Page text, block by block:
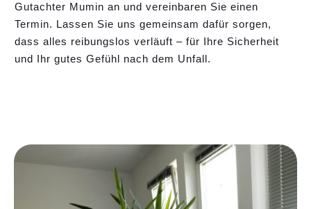
Gutachter Mumin an und vereinbaren Sie einen
Termin. Lassen Sie uns gemeinsam dafür sorgen,
dass alles reibungslos verläuft – für Ihre Sicherheit
und Ihr gutes Gefühl nach dem Unfall.